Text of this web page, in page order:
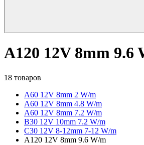
A120 12V 8mm 9.6
18 товаров
A60 12V 8mm 2 W/m
A60 12V 8mm 4.8 W/m
A60 12V 8mm 7.2 W/m
B30 12V 10mm 7.2 W/m
C30 12V 8-12mm 7-12 W/m
A120 12V 8mm 9.6 W/m